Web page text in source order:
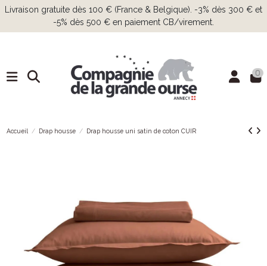
Livraison gratuite dès 100 € (France & Belgique). -3% dès 300 € et
-5% dès 500 € en paiement CB/virement.
0
Accueil Drap housse Drap housse uni satin de coton CUIR